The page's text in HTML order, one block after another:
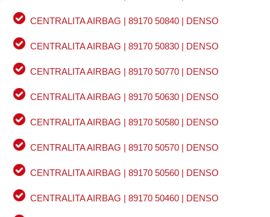
CENTRALITA AIRBAG | 89170 50840 | DENSO
CENTRALITA AIRBAG | 89170 50830 | DENSO
CENTRALITA AIRBAG | 89170 50770 | DENSO
CENTRALITA AIRBAG | 89170 50630 | DENSO
CENTRALITA AIRBAG | 89170 50580 | DENSO
CENTRALITA AIRBAG | 89170 50570 | DENSO
CENTRALITA AIRBAG | 89170 50560 | DENSO
CENTRALITA AIRBAG | 89170 50460 | DENSO